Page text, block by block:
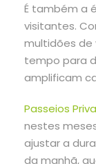
É também a
visitantes.
multidões de
tempo para
amplificam
Passeios
nestes
ajustar a
da manhã,